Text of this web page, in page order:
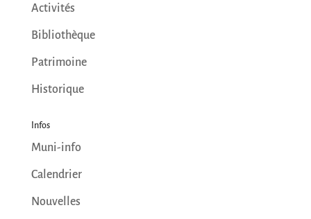
Activités
Bibliothèque
Patrimoine
Historique
Infos
Muni-info
Calendrier
Nouvelles